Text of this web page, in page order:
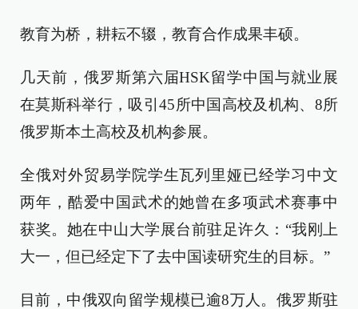
教育为桥，耕耘不辍，教育合作成果丰硕。
几天前，俄罗斯第六届HSK留学中国与就业展
在莫斯科举行，吸引45所中国高校及机构、8所
俄罗斯本土高校及机构参展。
全俄对外贸易学院学生瓦列里娅已经学习中文
两年，酷爱中国武术的她曾在多项武术赛事中
获奖。她在中山大学展台前驻足许久：“我刚上
大一，但已经定下了去中国读研究生的目标。”
目前，中俄双向留学规模已逾8万人。俄罗斯驻